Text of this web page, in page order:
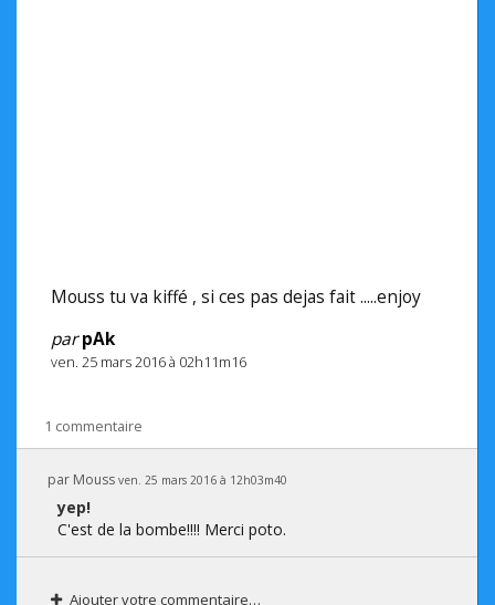
Mouss tu va kiffé , si ces pas dejas fait .....enjoy
parpAk
ven. 25 mars 2016 à 02h11m16
1 commentaire
par Mouss ven. 25 mars 2016 à 12h03m40
yep!
C'est de la bombe!!!! Merci poto.
Ajouter votre commentaire…